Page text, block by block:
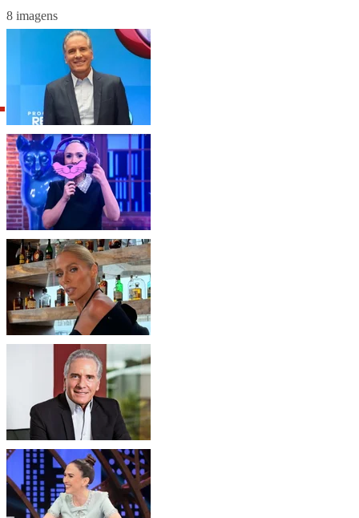
8 imagens